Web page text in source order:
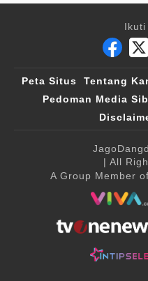
Ikuti
Peta Situs Tentang
Pedoman Media
| All
A Group Member of